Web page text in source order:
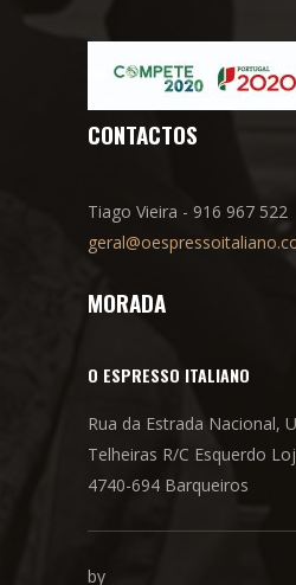
CONTACTOS
Tiago Vieira - 916 967 522
MORADA
O ESPRESSO ITALIANO
Rua da Estrada Nacional,
Telheiras R/C Esquerdo
4740-694 Barqueiros
by